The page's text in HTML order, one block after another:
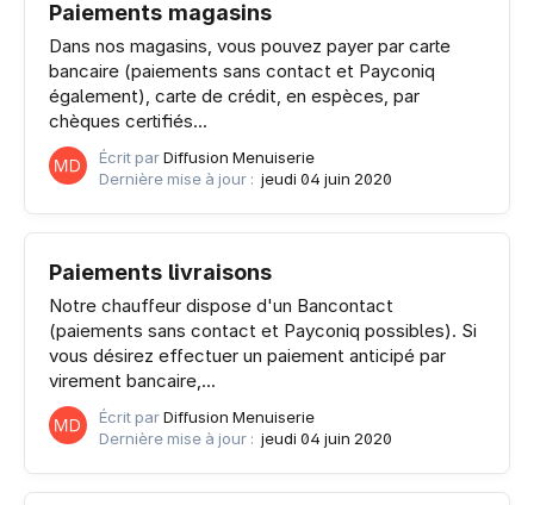
Paiements magasins
Dans nos magasins, vous pouvez payer par carte
bancaire (paiements sans contact et Payconiq
également), carte de crédit, en espèces, par
chèques certifiés...
Écrit parDiffusion Menuiserie
Dernière mise à jour : jeudi 04 juin 2020
Paiements livraisons
Notre chauffeur dispose d'un Bancontact
(paiements sans contact et Payconiq possibles). Si
vous désirez effectuer un paiement anticipé par
virement bancaire,...
Écrit parDiffusion Menuiserie
Dernière mise à jour : jeudi 04 juin 2020